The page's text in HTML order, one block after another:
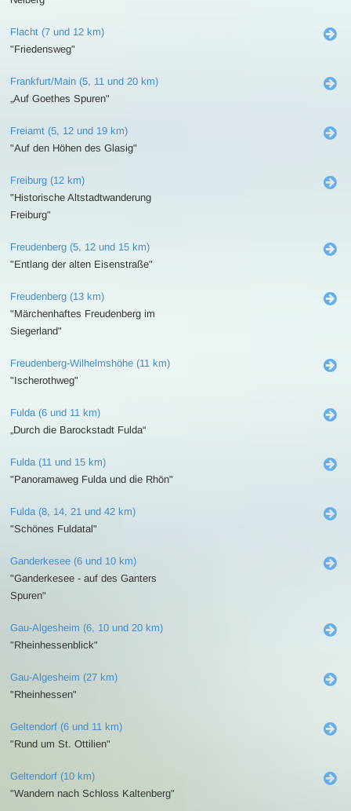
Flacht (7 und 12 km)
"Friedensweg"
Frankfurt/Main (5, 11 und 20 km)
„Auf Goethes Spuren"
Freiamt (5, 12 und 19 km)
"Auf den Höhen des Glasig"
Freiburg (12 km)
"Historische Altstadtwanderung
Freiburg"
Freudenberg (5, 12 und 15 km)
"Entlang der alten Eisenstraße"
Freudenberg (13 km)
"Märchenhaftes Freudenberg im
Siegerland"
Freudenberg-Wilhelmshöhe (11 km)
"Ischerothweg"
Fulda (6 und 11 km)
„Durch die Barockstadt Fulda“
Fulda (11 und 15 km)
"Panoramaweg Fulda und die Rhön"
Fulda (8, 14, 21 und 42 km)
"Schönes Fuldatal"
Ganderkesee (6 und 10 km)
"Ganderkesee - auf des Ganters
Spuren"
Gau-Algesheim (6, 10 und 20 km)
"Rheinhessenblick"
Gau-Algesheim (27 km)
"Rheinhessen"
Geltendorf (6 und 11 km)
"Rund um St. Ottilien"
Geltendorf (10 km)
"Wandern nach Schloss Kaltenberg"